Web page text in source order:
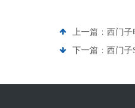
上一篇： 西门子
下一篇： 西门子